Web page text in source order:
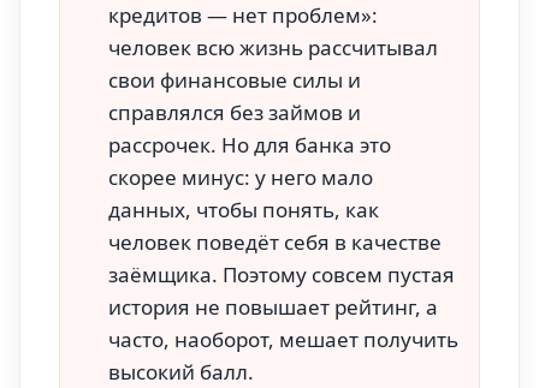
кредитов — нет проблем»:
человек всю жизнь рассчитывал
свои финансовые силы и
справлялся без займов и
рассрочек. Но для банка это
скорее минус: у него мало
данных, чтобы понять, как
человек поведёт себя в качестве
заёмщика. Поэтому совсем пустая
история не повышает рейтинг, а
часто, наоборот, мешает получить
высокий балл.